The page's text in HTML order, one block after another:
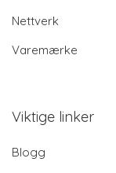
Nettverk
Varemærke
Viktige linker
Blogg